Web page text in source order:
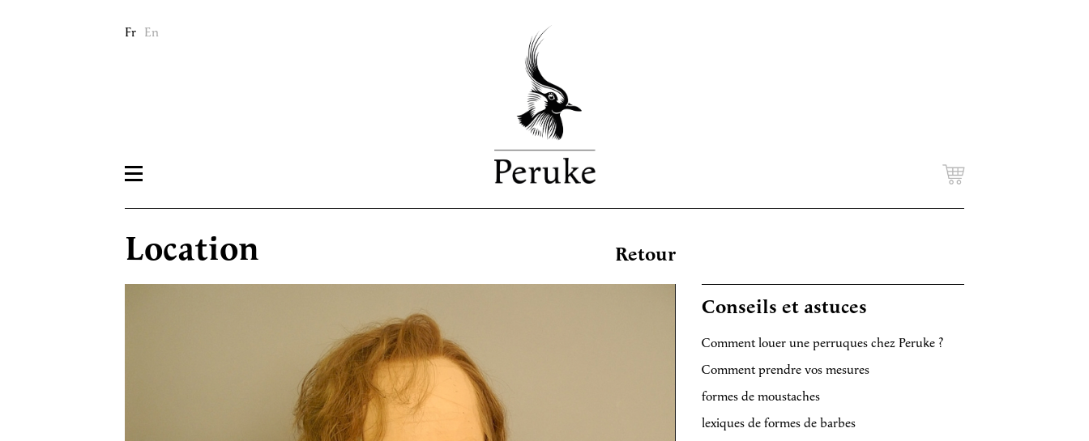
Fr En
Location Retour
Conseils et astuces
Comment louer une perruques chez Peruke ?
Comment prendre vos mesures
formes de moustaches
lexiques de formes de barbes